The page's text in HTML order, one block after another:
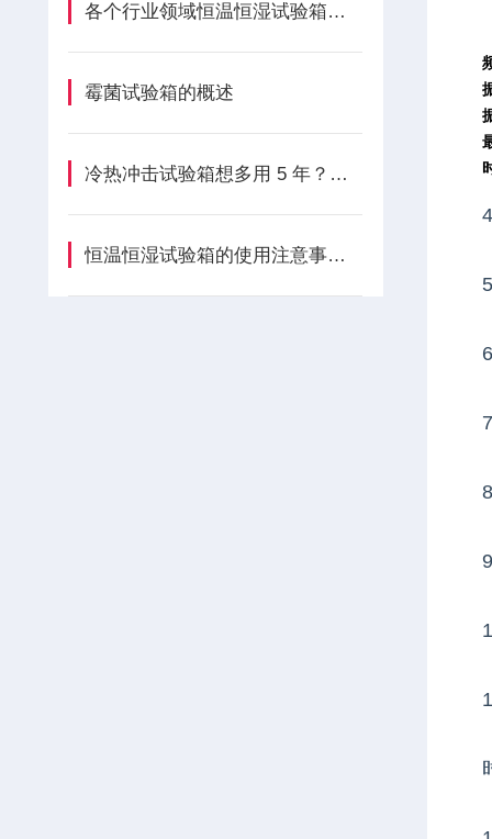
各个行业领域恒温恒湿试验箱的用途
霉菌试验箱的概述
冷热冲击试验箱想多用 5 年？做好定期清洁 + 传感器校准，维护就这么简单！
恒温恒湿试验箱的使用注意事项有哪些？